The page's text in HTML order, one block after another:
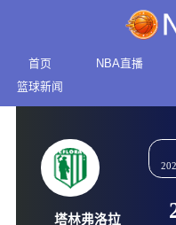
首页 NBA直播
篮球新闻